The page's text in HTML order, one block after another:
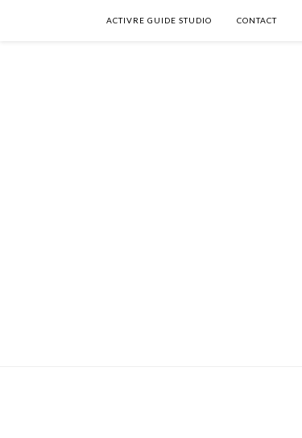
ACTIVRE GUIDE STUDIO CONTACT